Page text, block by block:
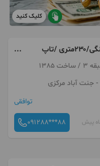
کلیک کنید
فروش کلنگی/۲۳۰متری /تاپ
- جنت آباد مرکزی
توافقی
091288***88